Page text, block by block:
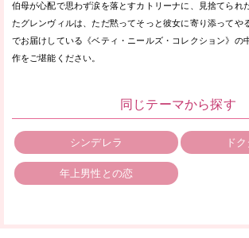
伯母が心配で思わず涙を落とすカトリーナに、見捨てられ
たグレンヴィルは、ただ黙ってそっと彼女に寄り添ってや
でお届けしている《ベティ・ニールズ・コレクション》の
作をご堪能ください。
同じテーマから探す
シンデレラ ド
年上男性との恋